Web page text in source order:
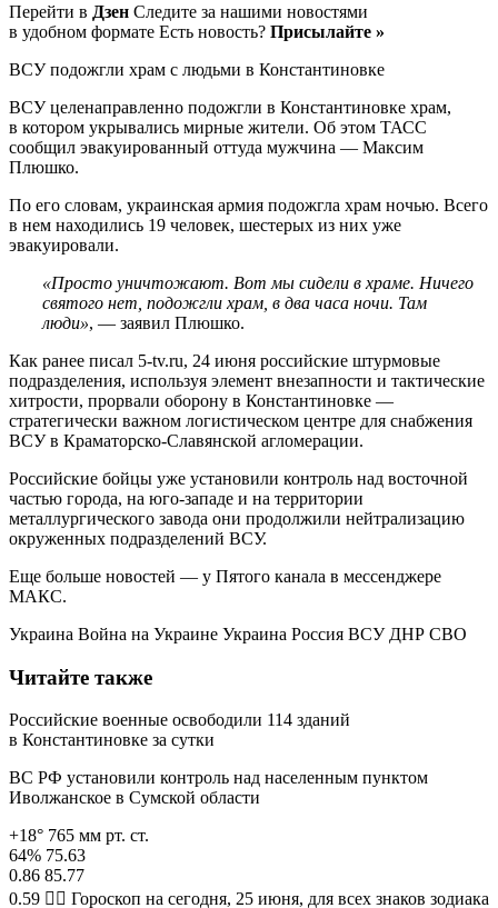
Перейти в Дзен Следите за нашими новостями
в удобном формате Есть новость? Присылайте »
ВСУ подожгли храм с людьми в Константиновке
ВСУ целенаправленно подожгли в Константиновке храм,
в котором укрывались мирные жители. Об этом ТАСС
сообщил эвакуированный оттуда мужчина — Максим
Плюшко.
По его словам, украинская армия подожгла храм ночью. Всего
в нем находились 19 человек, шестерых из них уже
эвакуировали.
«Просто уничтожают. Вот мы сидели в храме. Ничего
святого нет, подожгли храм, в два часа ночи. Там
люди», — заявил Плюшко.
Как ранее писал 5-tv.ru, 24 июня российские штурмовые
подразделения, используя элемент внезапности и тактические
хитрости, прорвали оборону в Константиновке —
стратегически важном логистическом центре для снабжения
ВСУ в Краматорско-Славянской агломерации.
Российские бойцы уже установили контроль над восточной
частью города, на юго-западе и на территории
металлургического завода они продолжили нейтрализацию
окруженных подразделений ВСУ.
Еще больше новостей — у Пятого канала в мессенджере
МАКС.
Украина Война на Украине Украина Россия ВСУ ДНР СВО
Читайте также
Российские военные освободили 114 зданий
в Константиновке за сутки
ВС РФ установили контроль над населенным пунктом
Иволжанское в Сумской области
+18° 765 мм рт. ст.
64% 75.63
0.86 85.77
0.59 🧙‍♀ Гороскоп на сегодня, 25 июня, для всех знаков зодиака